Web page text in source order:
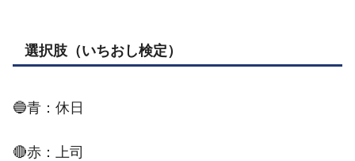
選択肢（いちおし検定）
🔵青：休日
🔴赤：上司